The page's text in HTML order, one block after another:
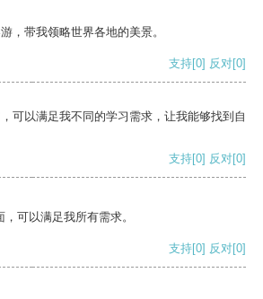
，带我领略世界各地的美景。
支持[0] 反对[0]
可以满足我不同的学习需求，让我能够找到自
支持[0] 反对[0]
可以满足我所有需求。
支持[0] 反对[0]